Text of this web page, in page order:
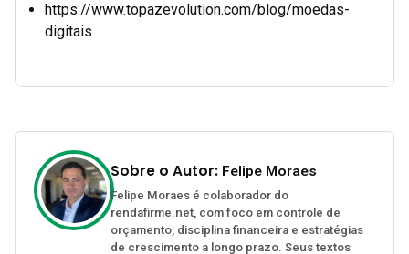
https://www.topazevolution.com/blog/moedas-
digitais
Sobre o Autor: Felipe Moraes
Felipe Moraes é colaborador do
rendafirme.net, com foco em controle de
orçamento, disciplina financeira e estratégias
de crescimento a longo prazo. Seus textos